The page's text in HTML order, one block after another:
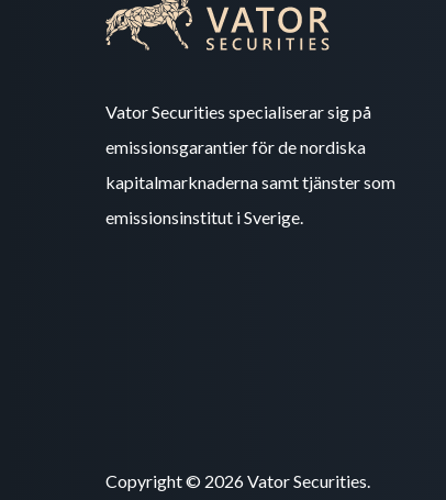
Vator Securities specialiserar sig på
emissionsgarantier för de nordiska
kapitalmarknaderna samt tjänster som
emissionsinstitut i Sverige.
Copyright © 2026 Vator Securities.